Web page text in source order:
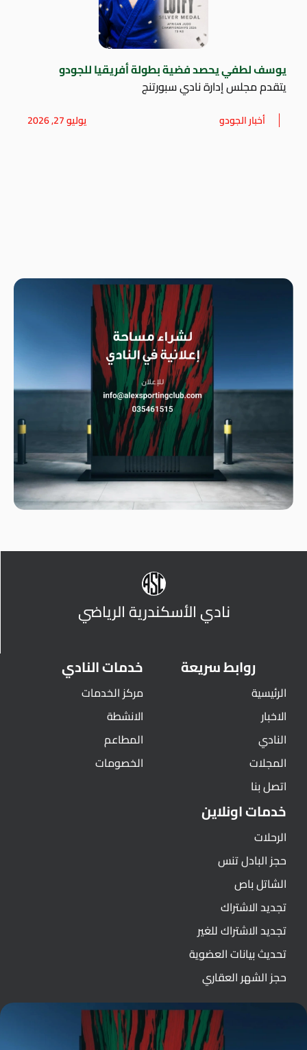
يوسف لطفي يحصد فضية بطولة أفريقيا للجودو
يتقدم مجلس إدارة نادي سبورتنج
أخبار الجودو يوليو 27, 2026
نادي الأسكندرية الرياضي
روابط سريعة
الرئيسية
الاخبار
النادي
المجلات
اتصل بنا
خدمات النادي
مركز الخدمات
الانشطة
المطاعم
الخصومات
خدمات اونلاين
الرحلات
حجز البادل تنس
الشاتل باص
تجديد الاشتراك
تجديد الاشتراك للغير
تحديث بيانات العضوية
حجز الشهر العقاري